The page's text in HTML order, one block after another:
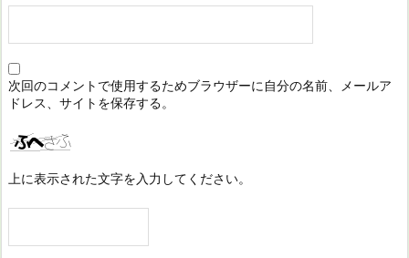
次回のコメントで使用するためブラウザーに自分の名前、メールア
ドレス、サイトを保存する。
上に表示された文字を入力してください。